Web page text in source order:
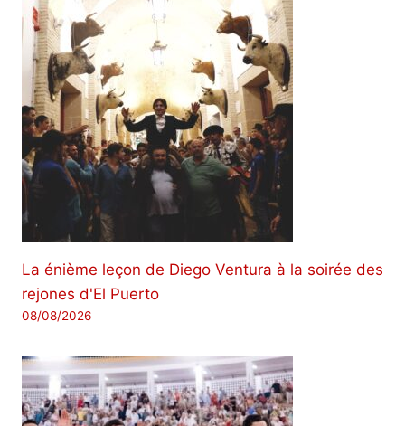
La énième leçon de Diego Ventura à la soirée des
rejones d'El Puerto
08/08/2026